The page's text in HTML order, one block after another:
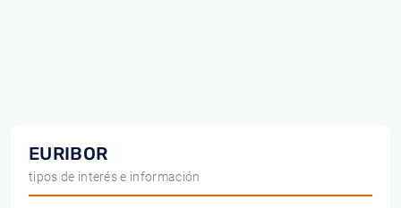
EURIBOR
tipos de interés e información